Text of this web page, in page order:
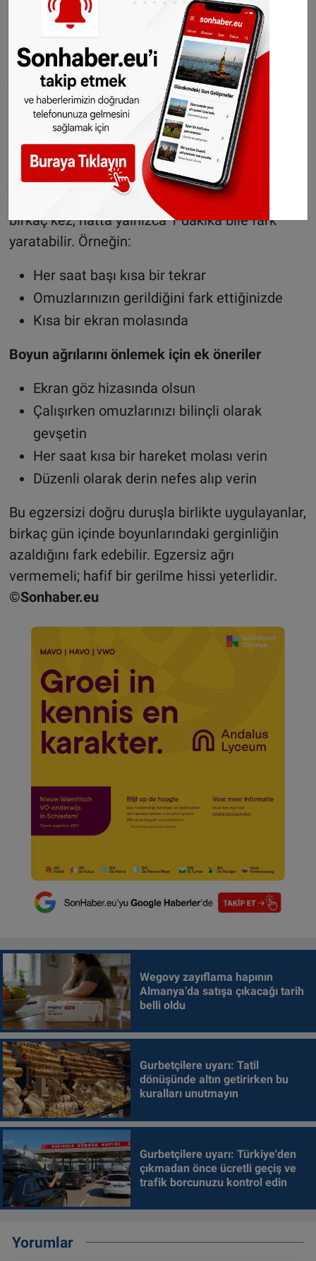
için üçer kez tekrarlayın.
Bu egzersiz neden işe yarar?
Başın kontrollü şekilde yana eğilmesi ve
nefesin yavaşlatılması, sinir sistemine “rahatla”
mesajı verir. Bu da boyun kaslarındaki kan
dolaşımını artırır ve biriken gerginliğin güvenli
şekilde çözülmesine yardımcı olur.
Ne sıklıkla yapılmalı?
Önemli olan süre değil, düzenliliktir. Günde
birkaç kez, hatta yalnızca 1 dakika bile fark
yaratabilir. Örneğin:
Her saat başı kısa bir tekrar
Omuzlarınızın gerildiğini fark ettiğinizde
Kısa bir ekran molasında
Boyun ağrılarını önlemek için ek öneriler
Ekran göz hizasında olsun
Çalışırken omuzlarınızı bilinçli olarak
gevşetin
Her saat kısa bir hareket molası verin
Düzenli olarak derin nefes alıp verin
Bu egzersizi doğru duruşla birlikte uygulayanlar,
birkaç gün içinde boyunlarındaki gerginliğin
azaldığını fark edebilir. Egzersiz ağrı
vermemeli; hafif bir gerilme hissi yeterlidir.
©Sonhaber.eu
Wegovy zayıflama hapının
Almanya’da satışa çıkacağı tarih
belli oldu
Gurbetçilere uyarı: Tatil
dönüşünde altın getirirken bu
kuralları unutmayın
Gurbetçilere uyarı: Türkiye'den
çıkmadan önce ücretli geçiş ve
trafik borcunuzu kontrol edin
Yorumlar